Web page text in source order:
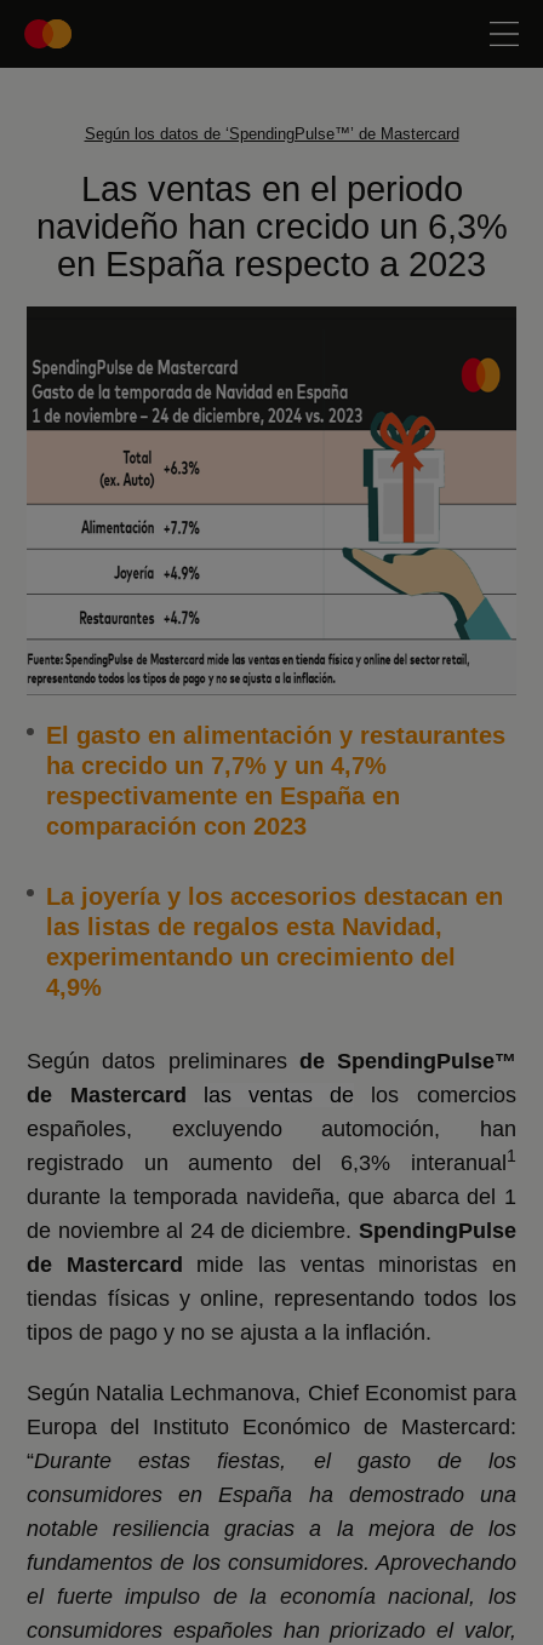
Según los datos de ‘SpendingPulse™’ de Mastercard
Las ventas en el periodo
navideño han crecido un 6,3%
en España respecto a 2023
El gasto en alimentación y restaurantes
ha crecido un 7,7% y un 4,7%
respectivamente en España en
comparación con 2023
La joyería y los accesorios destacan en
las listas de regalos esta Navidad,
experimentando un crecimiento del
4,9%
Según datos preliminares de SpendingPulse™
de Mastercard
las ventas de los comercios
españoles, excluyendo automoción, han
registrado un aumento del 6,3% interanual1
durante la temporada navideña, que abarca del 1
de noviembre al 24 de diciembre. SpendingPulse
de Mastercard mide las ventas minoristas en
tiendas físicas y online, representando todos los
tipos de pago y no se ajusta a la inflación.
Según Natalia Lechmanova, Chief Economist para
Europa del Instituto Económico de Mastercard:
“Durante estas fiestas, el gasto de los
consumidores en España ha demostrado una
notable resiliencia gracias a la mejora de los
fundamentos de los consumidores. Aprovechando
el fuerte impulso de la economía nacional, los
consumidores españoles han priorizado el valor,